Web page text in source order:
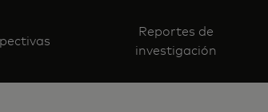
Reportes de
investigación